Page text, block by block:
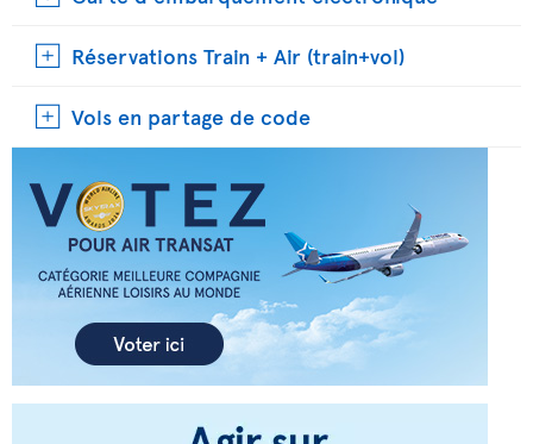
Réservations Train + Air (train+vol)
Vols en partage de code